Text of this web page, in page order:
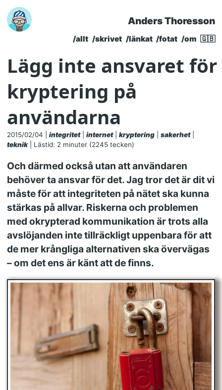
Skip to main content
Anders Thoresson
Top level
/allt /skrivet /länkat /fotat /om 🇬🇧
Lägg inte ansvaret för
kryptering på
användarna
2015/02/04 |integritet|internet|kryptering |sakerhet|
teknik| Lästid: 2 minuter (2245 tecken)
Och därmed också utan att användaren
behöver ta ansvar för det. Jag tror det är dit vi
måste för att integriteten på nätet ska kunna
stärkas på allvar. Riskerna och problemen
med okrypterad kommunikation är trots alla
avslöjanden inte tillräckligt uppenbara för att
de mer krångliga alternativen ska övervägas
– om det ens är känt att de finns.